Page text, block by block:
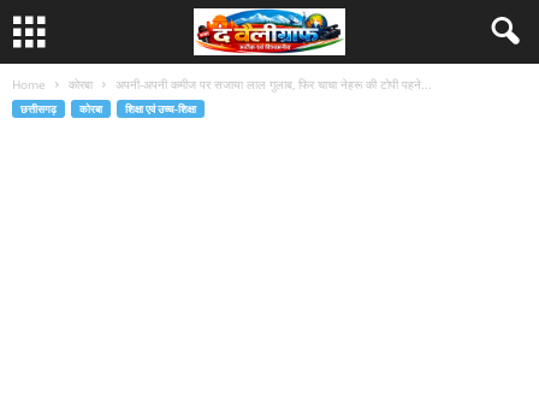
Home कोरबा अपनी-अपनी कमीज पर सजाया लाल गुलाब, फिर चाचा नेहरू की टोपी पहने...
छत्तीसगढ़ कोरबा शिक्षा एवं उच्च-शिक्षा